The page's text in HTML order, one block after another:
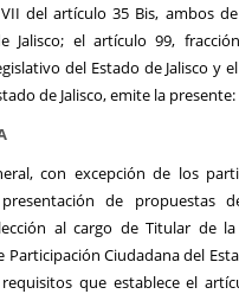
del artículo 35 Bis, ambos
Jalisco; el artículo 99,
del Estado de Jalisco y
de Jalisco, emite la presente:
con excepción de los
de propuestas
al cargo de Titular de
Ciudadana del
que establece el